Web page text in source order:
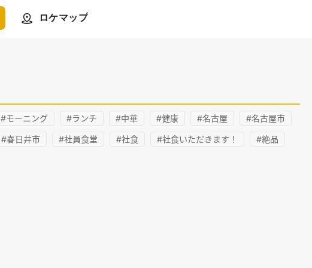
ロケマップ
#モーニング #ランチ #中華 #健康 #名古屋 #名古屋市
#春日井市 #社員食堂 #社食 #社食いただきます！ #絶品